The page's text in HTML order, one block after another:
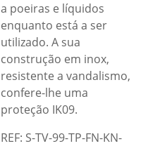
a poeiras e líquidos
enquanto está a ser
utilizado. A sua
construção em inox,
resistente a vandalismo,
confere-lhe uma
proteção IK09.
REF: S-TV-99-TP-FN-KN-